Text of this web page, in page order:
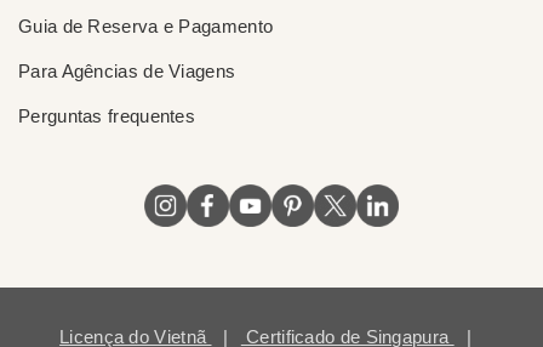
Guia de Reserva e Pagamento
Para Agências de Viagens
Perguntas frequentes
Licença do Vietnã | Certificado de Singapura |